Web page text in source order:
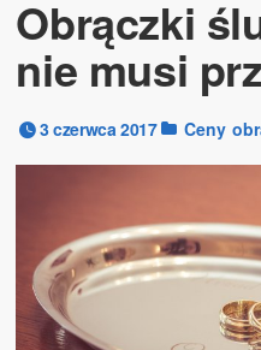
Obrączki
nie musi
3 czerwca 2017 Ceny